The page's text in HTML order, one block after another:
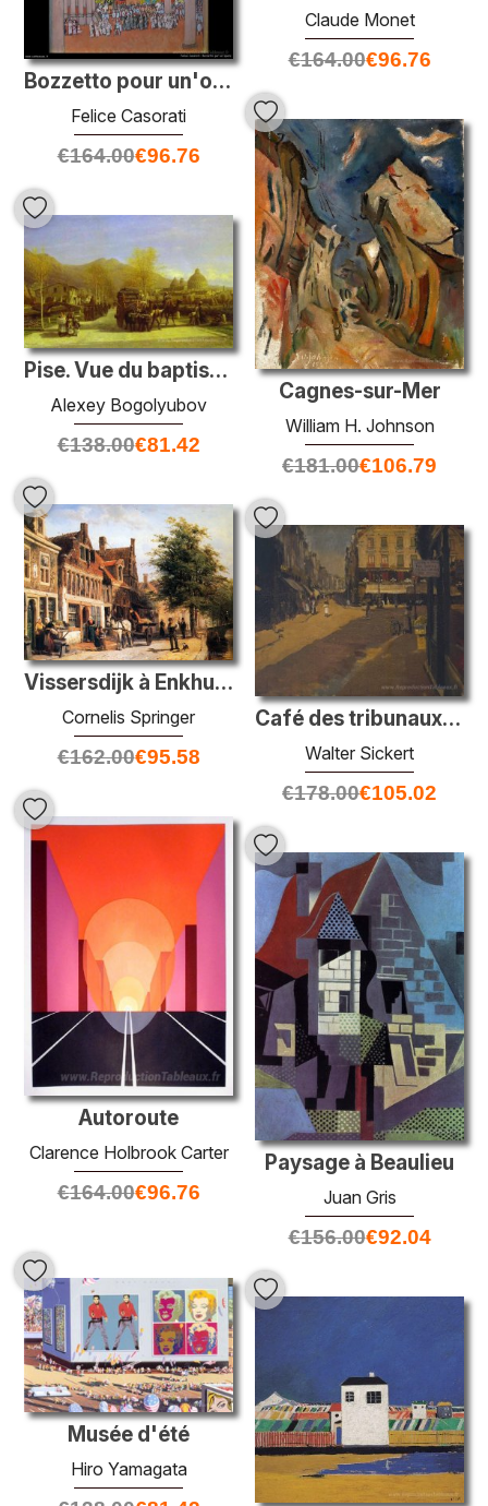
Claude Monet
€164.00€96.76
Bozzetto pour un'opéra
Felice Casorati
€164.00€96.76
Cagnes-sur-Mer
William H. Johnson
€181.00€106.79
Pise. Vue du baptistère et de la cathédrale
Alexey Bogolyubov
€138.00€81.42
Vissersdijk à Enkhuizen
Cornelis Springer
€162.00€95.58
Café des tribunaux, Dieppe
Walter Sickert
€178.00€105.02
Autoroute
Clarence Holbrook Carter
€164.00€96.76
Paysage à Beaulieu
Juan Gris
€156.00€92.04
Musée d'été
Hiro Yamagata